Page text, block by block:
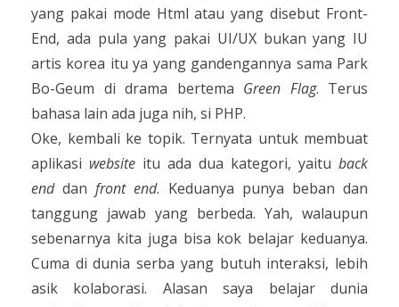
yang pakai mode Html atau yang disebut Front-
End, ada pula yang pakai UI/UX bukan yang IU
artis korea itu ya yang gandengannya sama Park
Bo-Geum di drama bertema Green Flag. Terus
bahasa lain ada juga nih, si PHP.
Oke, kembali ke topik. Ternyata untuk membuat
aplikasi website itu ada dua kategori, yaitu back
enddanfront end. Keduanya punya beban dan
tanggung jawab yang berbeda. Yah, walaupun
sebenarnya kita juga bisa kok belajar keduanya.
Cuma di dunia serba yang butuh interaksi, lebih
asik kolaborasi. Alasan saya belajar dunia